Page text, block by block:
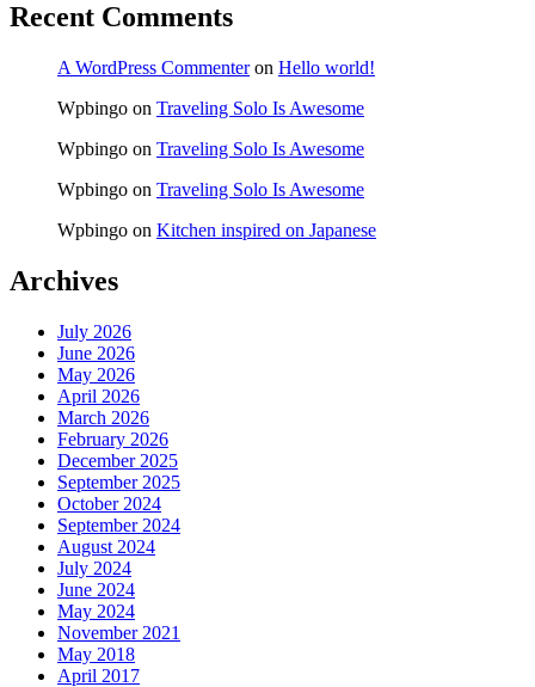
Recent Comments
A WordPress Commenteron Hello world!
Wpbingo on Traveling Solo Is Awesome
Wpbingo on Traveling Solo Is Awesome
Wpbingo on Traveling Solo Is Awesome
Wpbingo on Kitchen inspired on Japanese
Archives
July 2026
June 2026
May 2026
April 2026
March 2026
February 2026
December 2025
September 2025
October 2024
September 2024
August 2024
July 2024
June 2024
May 2024
November 2021
May 2018
April 2017